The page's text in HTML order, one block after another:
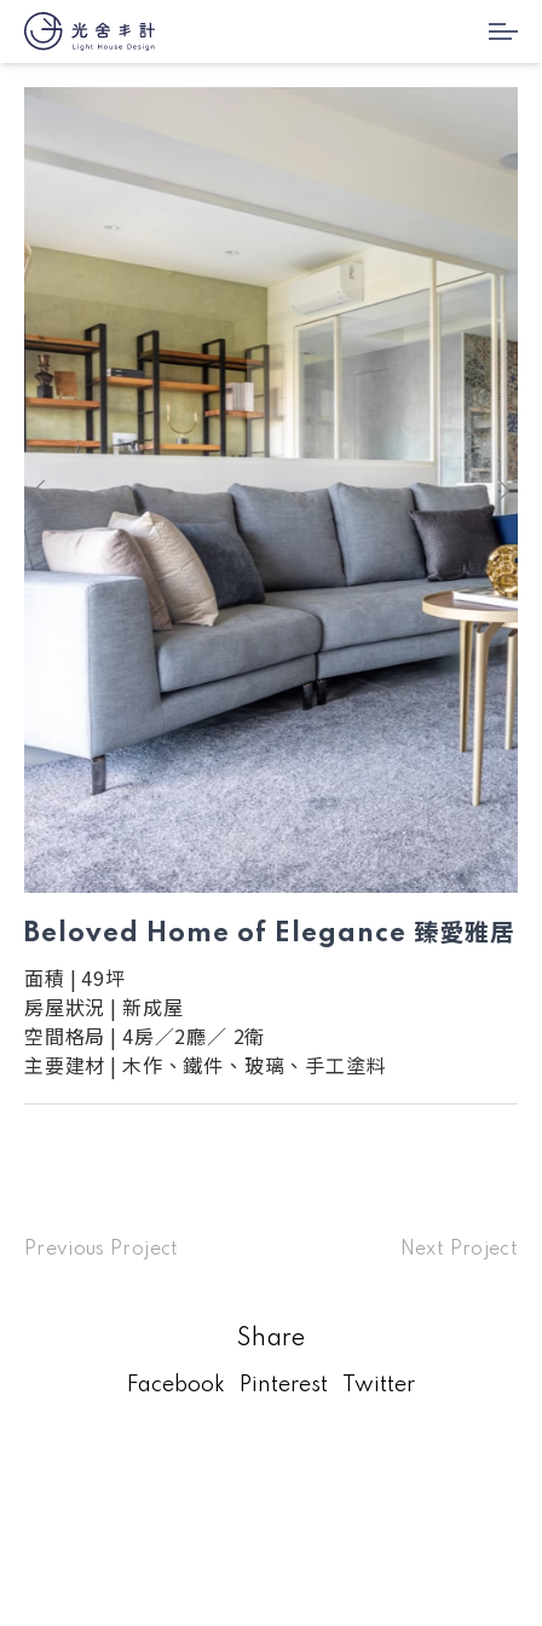
Beloved Home of Elegance 臻愛雅居
面積 | 49坪
房屋狀況 | 新成屋
空間格局 | 4房／2廳／ 2衛
主要建材 | 木作、鐵件、玻璃、手工塗料
Previous Project Next Project
Share
Facebook Pinterest Twitter